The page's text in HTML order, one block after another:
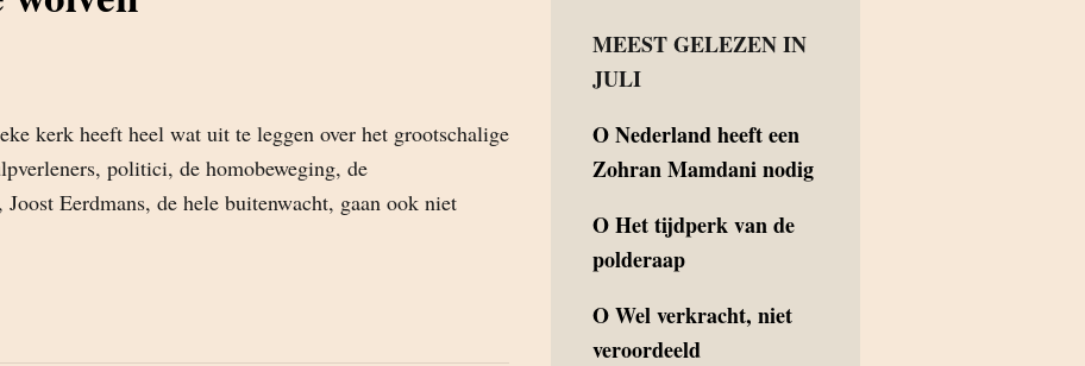
kerk heeft heel wat uit te leggen over het grootschalige
politici, de homobeweging, de
Joost Eerdmans, de hele buitenwacht, gaan ook niet
MEEST GELEZEN IN
JULI
ONederland heeft een
Zohran Mamdani nodig
OHet tijdperk van de
polderaap
OWel verkracht, niet
veroordeeld